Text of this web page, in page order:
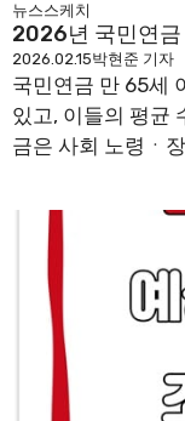
뉴스스케치
2026년 국민연
2026.02.15박현준 기자
국민연금 만 65세
있고, 이들의 평균
금은 사회 노령ㆍ